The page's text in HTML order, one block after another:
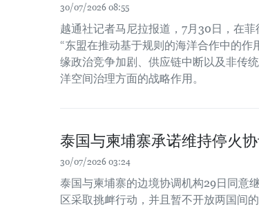
30/07/2026 08:55
越通社记者马尼拉报道，7月30日，在
“东盟在推动基于规则的海洋合作中的
缘政治竞争加剧、供应链中断以及非传
洋空间治理方面的战略作用。
泰国与柬埔寨承诺维持停火
30/07/2026 03:24
泰国与柬埔寨的边境协调机构29日同意
区采取挑衅行动，并且暂不开放两国间的